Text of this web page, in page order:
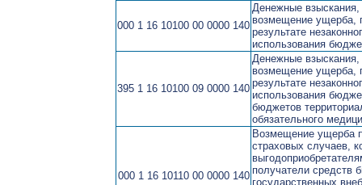
000 1 16 10100 00 0000 140
Денежные
возмещение ущерба,
результате
использования
395 1 16 10100 09 0000 140
Денежные
возмещение ущерба,
результате
использования
бюджетов
обязательного
000 1 16 10110 00 0000 140
Возмещение ущерба
страховых случаев,
получатели средств
государственных